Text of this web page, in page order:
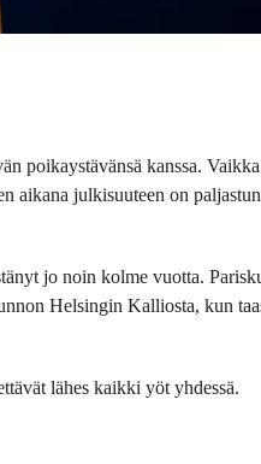
poikaystävänsä kanssa. Vaikka
aikana julkisuuteen on
jo noin kolme vuotta.
Helsingin Kalliosta, kun
lähes kaikki yöt yhdessä.